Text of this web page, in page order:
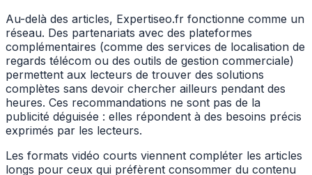
Au-delà des articles, Expertiseo.fr fonctionne comme un
réseau. Des partenariats avec des plateformes
complémentaires (comme des services de localisation de
regards télécom ou des outils de gestion commerciale)
permettent aux lecteurs de trouver des solutions
complètes sans devoir chercher ailleurs pendant des
heures. Ces recommandations ne sont pas de la
publicité déguisée : elles répondent à des besoins précis
exprimés par les lecteurs.
Les formats vidéo courts viennent compléter les articles
longs pour ceux qui préfèrent consommer du contenu